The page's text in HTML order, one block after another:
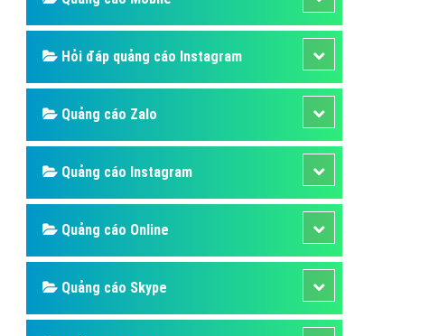
Hỏi đáp phần mềm
Hỏi đáp quảng cáo TVC
Hỏi đáp quảng cáo Skype
Hỏi đáp Domain & Hosting
Hỏi đáp viết bài Marketing
Quảng cáo Youtube
Dịch vụ quảng cáo Youtube
Hỏi đáp quảng cáo Instagram
Quảng cáo Zalo
Quảng cáo Instagram
Quảng cáo Online
Quảng cáo Skype